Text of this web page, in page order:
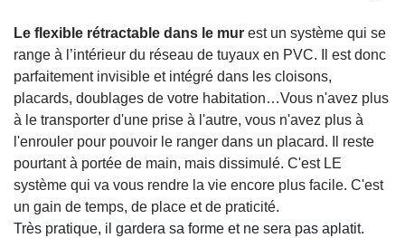
Le flexible rétractable dans le mur est un système qui se
range à l’intérieur du réseau de tuyaux en PVC. Il est donc
parfaitement invisible et intégré dans les cloisons,
placards, doublages de votre habitation…Vous n'avez plus
à le transporter d'une prise à l'autre, vous n'avez plus à
l'enrouler pour pouvoir le ranger dans un placard. Il reste
pourtant à portée de main, mais dissimulé. C'est LE
système qui va vous rendre la vie encore plus facile. C'est
un gain de temps, de place et de praticité.
Très pratique, il gardera sa forme et ne sera pas aplatit.